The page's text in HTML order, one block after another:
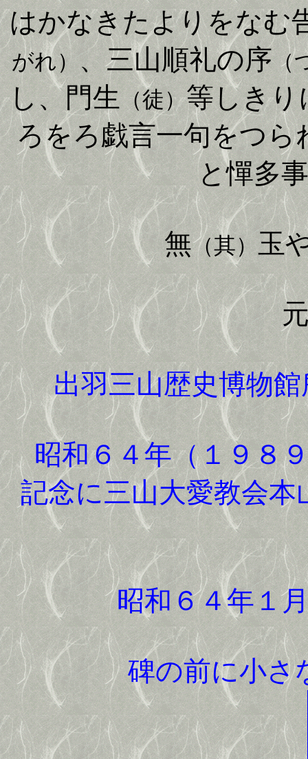
はかなきたよりをなむ
がれ） 、三山順礼の序（
し、門生 （徒）等しきり
ろをろ戯言一句をつ
と憚多
無（其）玉
元禄
出羽三山歴史博物
昭和６４年（１９８９
記念に三山大愛教会
昭和６４年１
碑の前に小さ